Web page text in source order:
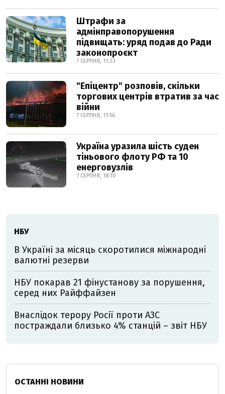
Штрафи за
адмінправопорушення
підвищать: уряд подав до Ради
законопроєкт
7 СЕРПНЯ, 11:23
"Епіцентр" розповів, скільки
торгових центрів втратив за час
війни
7 СЕРПНЯ, 11:56
Україна уразила шість суден
тіньового флоту РФ та 10
енерговузлів
7 СЕРПНЯ, 18:10
НБУ
В Україні за місяць скоротилися міжнародні
валютні резерви
НБУ покарав 21 фінустанову за порушення,
серед них Райффайзен
Внаслідок терору Росії проти АЗС
постраждали близько 4% станцій – звіт НБУ
ОСТАННІ НОВИНИ